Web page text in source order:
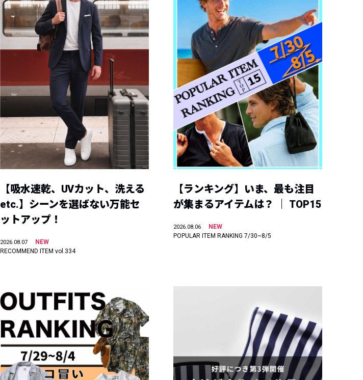
【吸水速乾、UVカット、洗える
etc.】シーンを選ばない万能セ
ットアップ！
2026.08.07
NEW
RECOMMEND ITEM vol.334
【ランキング】いま、最も注目
が集まるアイテムは？ ｜ TOP15
2026.08.06
NEW
POPULAR ITEM RANKING 7/30~8/5